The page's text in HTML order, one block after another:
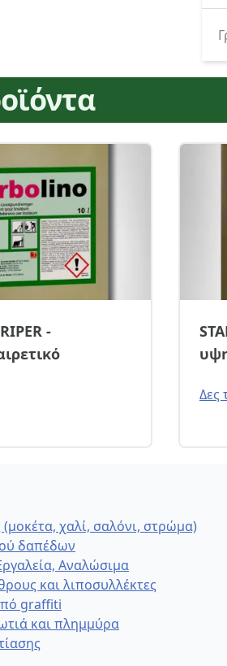
-
Δες
(μοκέτα, χαλί, σαλόνι, στρώμα)
δαπέδων
Αναλώσιμα
και λιποσυλλέκτες
graffiti
και πλημμύρα